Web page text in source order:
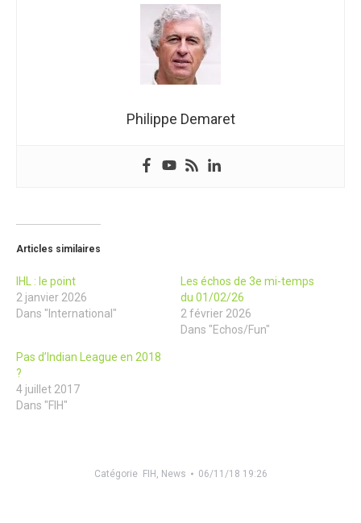
Philippe Demaret
Articles similaires
IHL : le point
2 janvier 2026
Dans "International"
Les échos de 3e mi-temps
du 01/02/26
2 février 2026
Dans "Echos/Fun"
Pas d’Indian League en 2018
?
4 juillet 2017
Dans "FIH"
Catégorie FIH , News 06/11/18 19:26